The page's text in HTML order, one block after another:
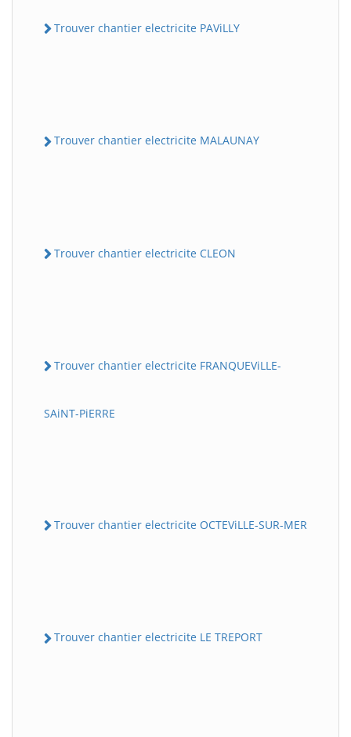
Trouver chantier electricite PAViLLY
Trouver chantier electricite MALAUNAY
Trouver chantier electricite CLEON
Trouver chantier electricite FRANQUEViLLE-
SAiNT-PiERRE
Trouver chantier electricite OCTEViLLE-SUR-MER
Trouver chantier electricite LE TREPORT